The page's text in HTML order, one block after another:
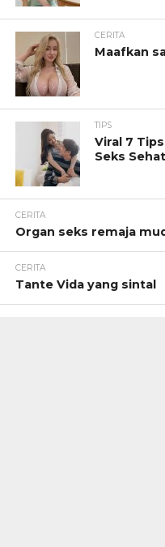
CERITA
Maafkan
TIPS
Viral 7
Seks
CERITA
Organ seks remaja
CERITA
Tante Vida yang sintal